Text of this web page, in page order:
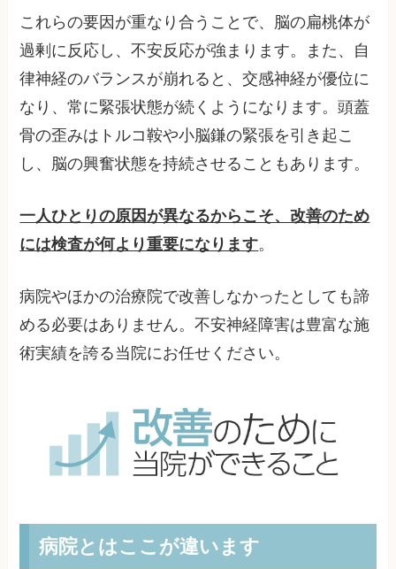
これらの要因が重なり合うことで、脳の扁桃体が
過剰に反応し、不安反応が強まります。また、自
律神経のバランスが崩れると、交感神経が優位に
なり、常に緊張状態が続くようになります。頭蓋
骨の歪みはトルコ鞍や小脳鎌の緊張を引き起こ
し、脳の興奮状態を持続させることもあります。
一人ひとりの原因が異なるからこそ、改善のため
には検査が何より重要になります。
病院やほかの治療院で改善しなかったとしても諦
める必要はありません。不安神経障害は豊富な施
術実績を誇る当院にお任せください。
病院とはここが違います